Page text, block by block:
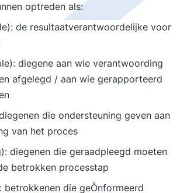
optreden als:
de resultaatverantwoordelijke voor
diegene aan wie verantwoording
afgelegd / aan wie gerapporteerd
die ondersteuning geven aan
van het proces
diegenen die geraadpleegd moeten
betrokken processtap
betrokkenen die geÔnformeerd